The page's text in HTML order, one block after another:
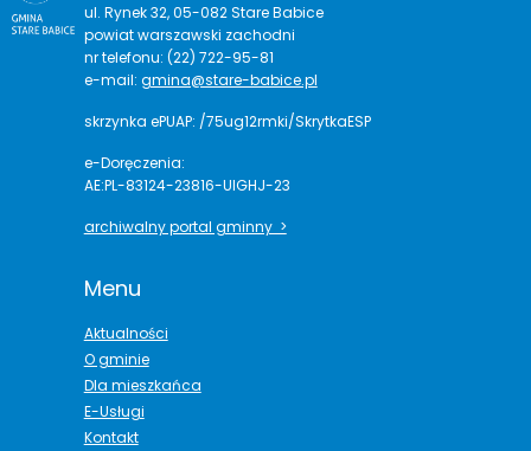
ul. Rynek 32, 05-082 Stare Babice
powiat warszawski zachodni
nr telefonu: (22) 722-95-81
e-mail: gmina@stare-babice.pl
skrzynka ePUAP: /75ug12rmki/SkrytkaESP
e-Doręczenia:
AE:PL-83124-23816-UIGHJ-23
archiwalny portal gminny >
Menu
Aktualności
O gminie
Dla mieszkańca
E-Usługi
Kontakt